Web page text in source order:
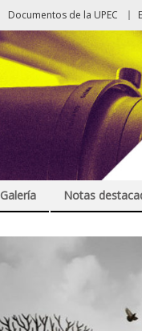
Documentos de la UPEC
Galería Notas